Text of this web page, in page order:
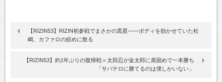
【RIZIN53】RIZIN初参戦でまさかの黒星——ボディを効かせていた松
嶋、カファロの絞めに散る
【RIZIN53】約1年ぶりの復帰戦＝太田忍が金太郎に肩固めで一本勝ち
「サバテロに勝てるのは僕しかいない」